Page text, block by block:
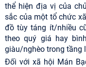
thể hiện địa vị của
sắc của một tổ chức
đồ tùy táng ít/nhiều
theo quý giá hay
giàu/nghèo trong tầng
Đối với xã hội Mán